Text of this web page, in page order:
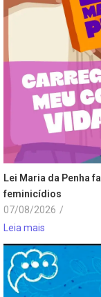
Lei Maria da Penha
feminicídios
07/08/2026 /
Leia mais